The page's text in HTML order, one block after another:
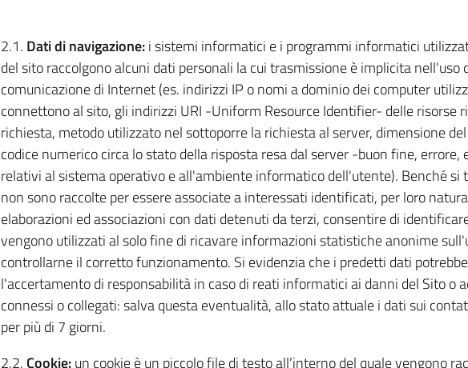
2.1. Dati di navigazione:i sistemi informatici e i programmi informatici
del sito raccolgono alcuni dati personali la cui trasmissione è implicita nell'uso
comunicazione di Internet (es. indirizzi IP o nomi a dominio dei computer
connettono al sito, gli indirizzi URI -Uniform Resource Identifier- delle risorse
richiesta, metodo utilizzato nel sottoporre la richiesta al server, dimensione
codice numerico circa lo stato della risposta resa dal server -buon fine, errore,
relativi al sistema operativo e all'ambiente informatico dell'utente). Benché
non sono raccolte per essere associate a interessati identificati, per loro
elaborazioni ed associazioni con dati detenuti da terzi, consentire di
vengono utilizzati al solo fine di ricavare informazioni statistiche anonime
controllarne il corretto funzionamento. Si evidenzia che i predetti dati
l'accertamento di responsabilità in caso di reati informatici ai danni del Sito o
connessi o collegati: salva questa eventualità, allo stato attuale i dati sui
per più di 7 giorni.
2.2. Cookie:un cookie è un piccolo file di testo all’interno del quale vengono